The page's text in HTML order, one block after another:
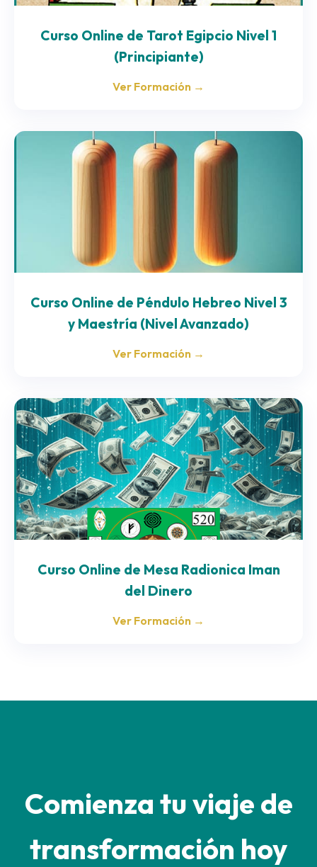
Curso Online de Tarot Egipcio Nivel 1
(Principiante)
Ver Formación →
Curso Online de Péndulo Hebreo Nivel 3
y Maestría (Nivel Avanzado)
Ver Formación →
Curso Online de Mesa Radionica Iman
del Dinero
Ver Formación →
Comienza tu viaje de
transformación hoy